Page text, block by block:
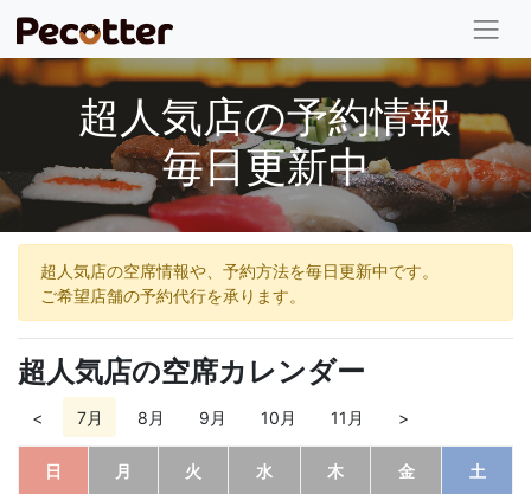
超人気店の予約情報
毎日更新中
超人気店の空席情報や、予約方法を毎日更新中です。
ご希望店舗の予約代行を承ります。
超人気店の空席カレンダー
< 7月 8月 9月 10月 11月 >
日 月 火 水 木 金 土